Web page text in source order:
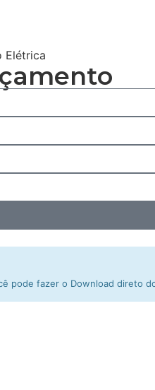
Elétrica
pode fazer o Download direto